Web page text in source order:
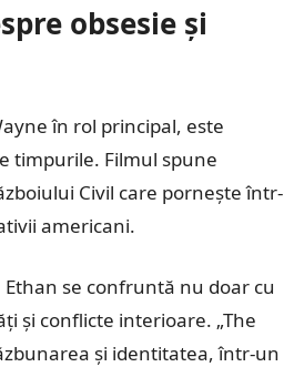
obsesie și
în rol principal, este
timpurile. Filmul spune
Civil care pornește într-
americani.
se confruntă nu doar cu
și conflicte interioare. „The
și identitatea, într-un